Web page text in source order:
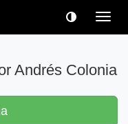
Andrés Colonia